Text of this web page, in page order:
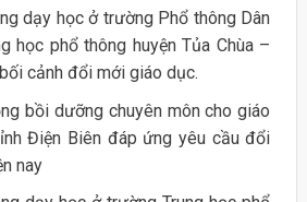
dạy học ở trường Phổ thông Dân
học phổ thông huyện Tủa Chùa –
cảnh đổi mới giáo dục.
bồi dưỡng chuyên môn cho giáo
Điện Biên đáp ứng yêu cầu đổi
nay